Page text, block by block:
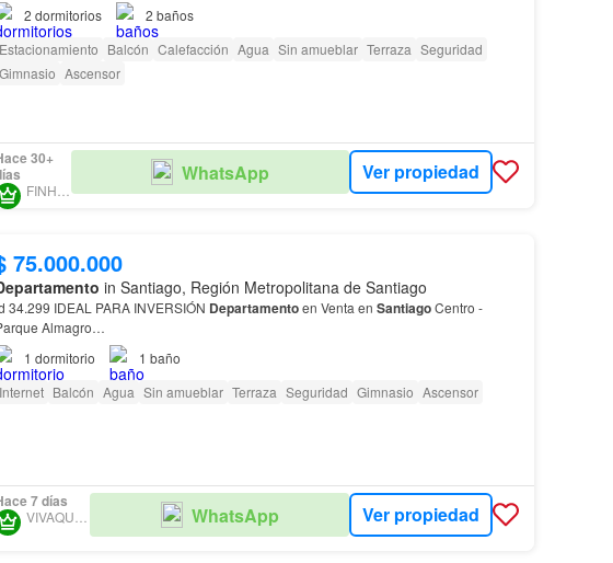
dejes pasar esta oportunidad de adquirir este
2 dormitorios 2 baños
Estacionamiento Balcón Calefacción Agua Sin amueblar Terraza Seguridad
Gimnasio Ascensor
30+
FINHABIT
WhatsApp Ver propiedad
75.000.000
in Santiago, Región Metropolitana de Santiago
34.299 IDEAL PARA INVERSIÓN Departamentoen Venta en SantiagoCentro -
Almagro
INVERSIONISTAS! Se vende acogedor y cómodo
Centro, ubicado a pocos pasos del Parque Almagro…
1 dormitorio 1 baño
Internet Balcón Agua Sin amueblar Terraza Seguridad Gimnasio Ascensor
7 días
WhatsApp Ver propiedad